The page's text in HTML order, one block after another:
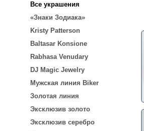
Все украшения
«Знаки Зодиака»
Kristy Patterson
Baltasar Konsione
Rabhasa Venudary
DJ Magic Jewelry
Мужская линия Biker
Золотая линия
Эксклюзив золото
Эксклюзив серебро